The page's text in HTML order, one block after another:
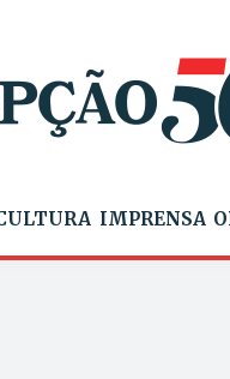
IMPRENSA